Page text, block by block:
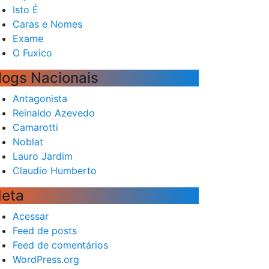
Isto É
Caras e Nomes
Exame
O Fuxico
Nacionais
Antagonista
Reinaldo Azevedo
Camarotti
Noblat
Lauro Jardim
Claudio Humberto
Acessar
Feed de posts
Feed de comentários
WordPress.org